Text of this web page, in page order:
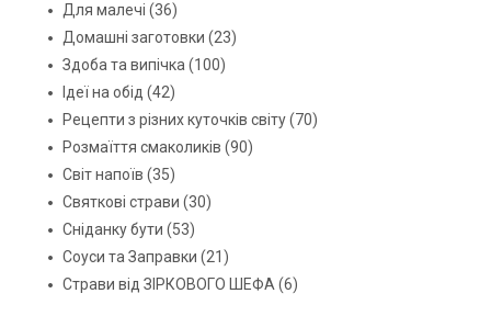
Для малечі (36)
Домашні заготовки (23)
Здоба та випічка(100)
Ідеї на обід (42)
Рецепти з різних куточків світу(70)
Розмаїття смаколиків (90)
Світ напоїв (35)
Святкові страви (30)
Сніданку бути (53)
Соуси та Заправки (21)
Страви від ЗІРКОВОГО ШЕФА(6)